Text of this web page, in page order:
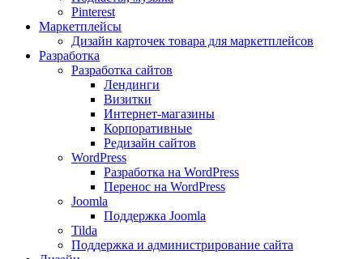
Pinterest
Маркетплейсы
Дизайн карточек товара для маркетплейсов
Разработка
Разработка сайтов
Лендинги
Визитки
Интернет-магазины
Корпоративные
Редизайн сайтов
WordPress
Разработка на WordPress
Перенос на WordPress
Joomla
Поддержка Joomla
Tilda
Поддержка и администрирование сайта